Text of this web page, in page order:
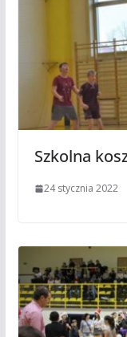
Szkolna
24 stycznia 2022